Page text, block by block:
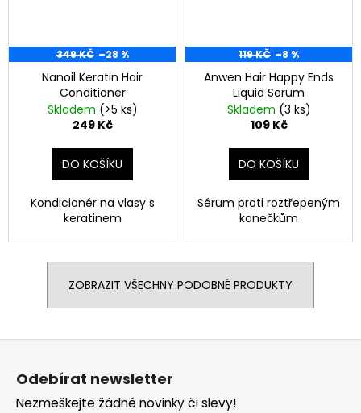
349 KČ –28 %
Nanoil Keratin Hair
Conditioner
Skladem (>5 ks)
249 Kč
DO KOŠÍKU
Kondicionér na vlasy s
keratinem
119 KČ –8 %
Anwen Hair Happy Ends
Liquid Serum
Skladem (3 ks)
109 Kč
DO KOŠÍKU
Sérum proti roztřepeným
konečkům
ZOBRAZIT VŠECHNY PODOBNÉ PRODUKTY
Z
Odebírat newsletter
Nezmeškejte žádné novinky či slevy!